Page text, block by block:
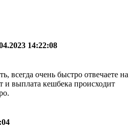
14:22:08
всегда очень быстро отвечаете на
и выплата кешбека происходит